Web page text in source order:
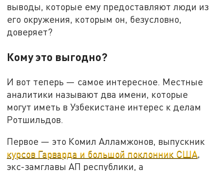
выводы, которые ему предоставляют люди из
его окружения, которым он, безусловно,
доверяет?
Кому это выгодно?
И вот теперь — самое интересное. Местные
аналитики называют два имени, которые
могут иметь в Узбекистане интерес к делам
Ротшильдов.
Первое — это Комил Алламжонов, выпускник
курсов Гарварда и большой поклонник США,
экс-замглавы АП республики, а